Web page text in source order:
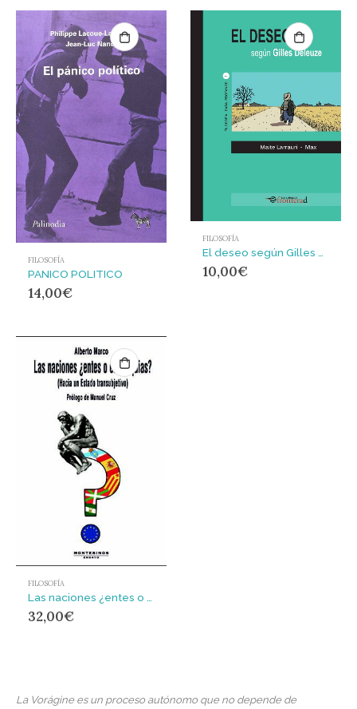
FILOSOFÍA
PANICO POLITICO
14,00€
FILOSOFÍA
10,00€
FILOSOFÍA
32,00€
La Vorágine es un proceso autónomo que no depende de